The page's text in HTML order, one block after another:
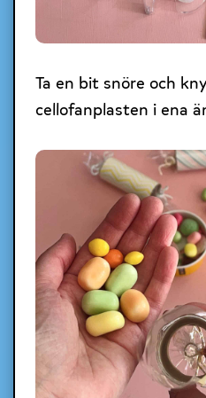
Ta en bit snöre och
cellofanplasten i ena